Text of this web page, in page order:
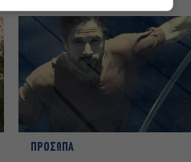
ΠΡΟΣΩΠΑ